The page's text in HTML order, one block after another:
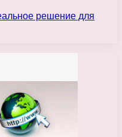
решение для